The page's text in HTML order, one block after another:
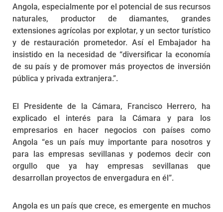
Angola, especialmente por el potencial de sus recursos
naturales, productor de diamantes, grandes
extensiones agrícolas por explotar, y un sector turístico
y de restauración prometedor. Así el Embajador ha
insistido en la necesidad de “diversificar la economía
de su país y de promover más proyectos de inversión
pública y privada extranjera.”.
El Presidente de la Cámara, Francisco Herrero, ha
explicado el interés para la Cámara y para los
empresarios en hacer negocios con países como
Angola “es un país muy importante para nosotros y
para las empresas sevillanas y podemos decir con
orgullo que ya hay empresas sevillanas que
desarrollan proyectos de envergadura en él”.
Angola es un país que crece, es emergente en muchos